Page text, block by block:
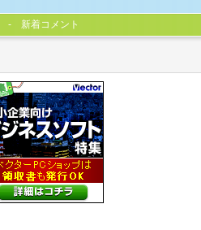
新着コメント